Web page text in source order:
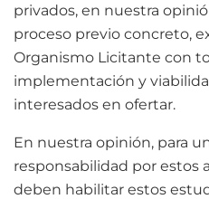
privados, en nuestra
proceso previo concreto,
Organismo Licitante con
implementación y
interesados en ofertar.
En nuestra opinión, para
responsabilidad por estos
deben habilitar estos